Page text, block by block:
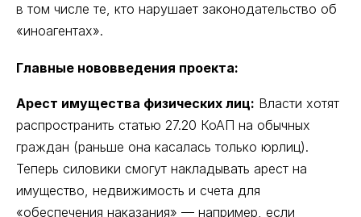
в том числе те, кто нарушает законодательство об
«иноагентах».
Главные нововведения проекта:
Арест имущества физических лиц: Власти хотят
распространить статью 27.20 КоАП на обычных
граждан (раньше она касалась только юрлиц).
Теперь силовики смогут накладывать арест на
имущество, недвижимость и счета для
«обеспечения наказания» — например, если